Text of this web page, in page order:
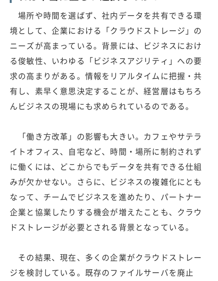
場所や時間を選ばず、社内データを共有できる環
境として、企業における「クラウドストレージ」の
ニーズが高まっている。背景には、ビジネスにおけ
る俊敏性、いわゆる「ビジネスアジリティ」への要
求の高まりがある。情報をリアルタイムに把握・共
有し、素早く意思決定することが、経営層はもちろ
んビジネスの現場にも求められているのである。
「働き方改革」の影響も大きい。カフェやサテラ
イトオフィス、自宅など、時間・場所に制約されず
に働くには、どこからでもデータを共有できる仕組
みが欠かせない。さらに、ビジネスの複雑化にとも
なって、チームでビジネスを進めたり、パートナー
企業と協業したりする機会が増えたことも、クラウ
ドストレージが必要とされる背景となっている。
その結果、現在、多くの企業がクラウドストレー
ジを検討している。既存のファイルサーバを廃止